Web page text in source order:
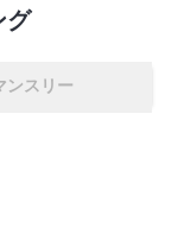
グ
ンスリー